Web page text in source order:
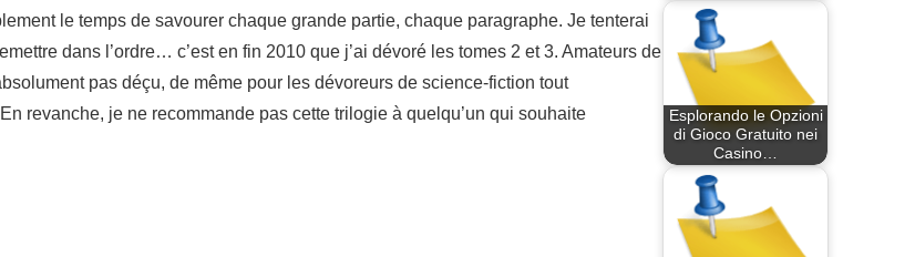
le temps de savourer chaque grande partie, chaque paragraphe. Je tenterai
dans l’ordre… c’est en fin 2010 que j’ai dévoré les tomes 2 et 3. Amateurs de
pas déçu, de même pour les dévoreurs de science-fiction tout
revanche, je ne recommande pas cette trilogie à quelqu’un qui souhaite
Esplorando le Opzioni
di Gioco Gratuito nei
Casino…